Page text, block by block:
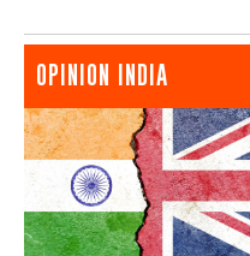
OPINION INDIA